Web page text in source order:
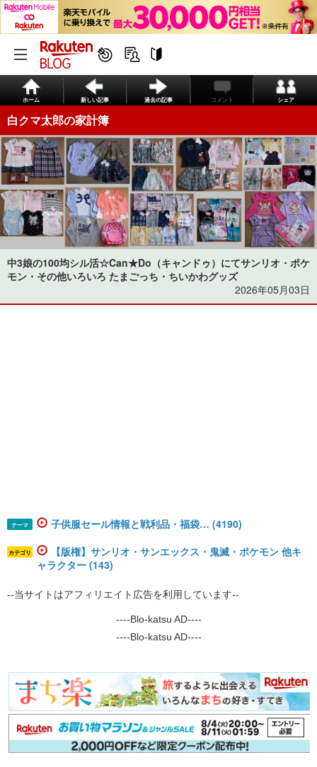
ホーム 新しい記事 過去の記事 コメント シェア
白クマ太郎の家計簿
中3娘の100均シル活☆Can★Do（キャンドゥ）にてサンリオ・ポケ
モン・その他いろいろ たまごっち・ちいかわグッズ
2026年05月03日
テーマ 子供服セール情報と戦利品・福袋… (4190)
カテゴリ
【版権】サンリオ・サンエックス・鬼滅・ポケモン 他キ
ャラクター (143)
--当サイトはアフィリエイト広告を利用しています--
----Blo-katsu AD----
----Blo-katsu AD----